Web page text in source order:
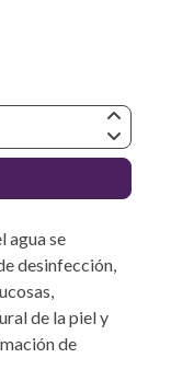
agua se
desinfección,
de la piel y
de